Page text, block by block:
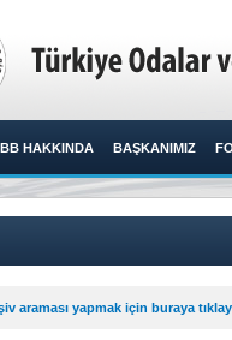
HAKKINDA BAŞKANIMIZ
araması yapmak için buraya